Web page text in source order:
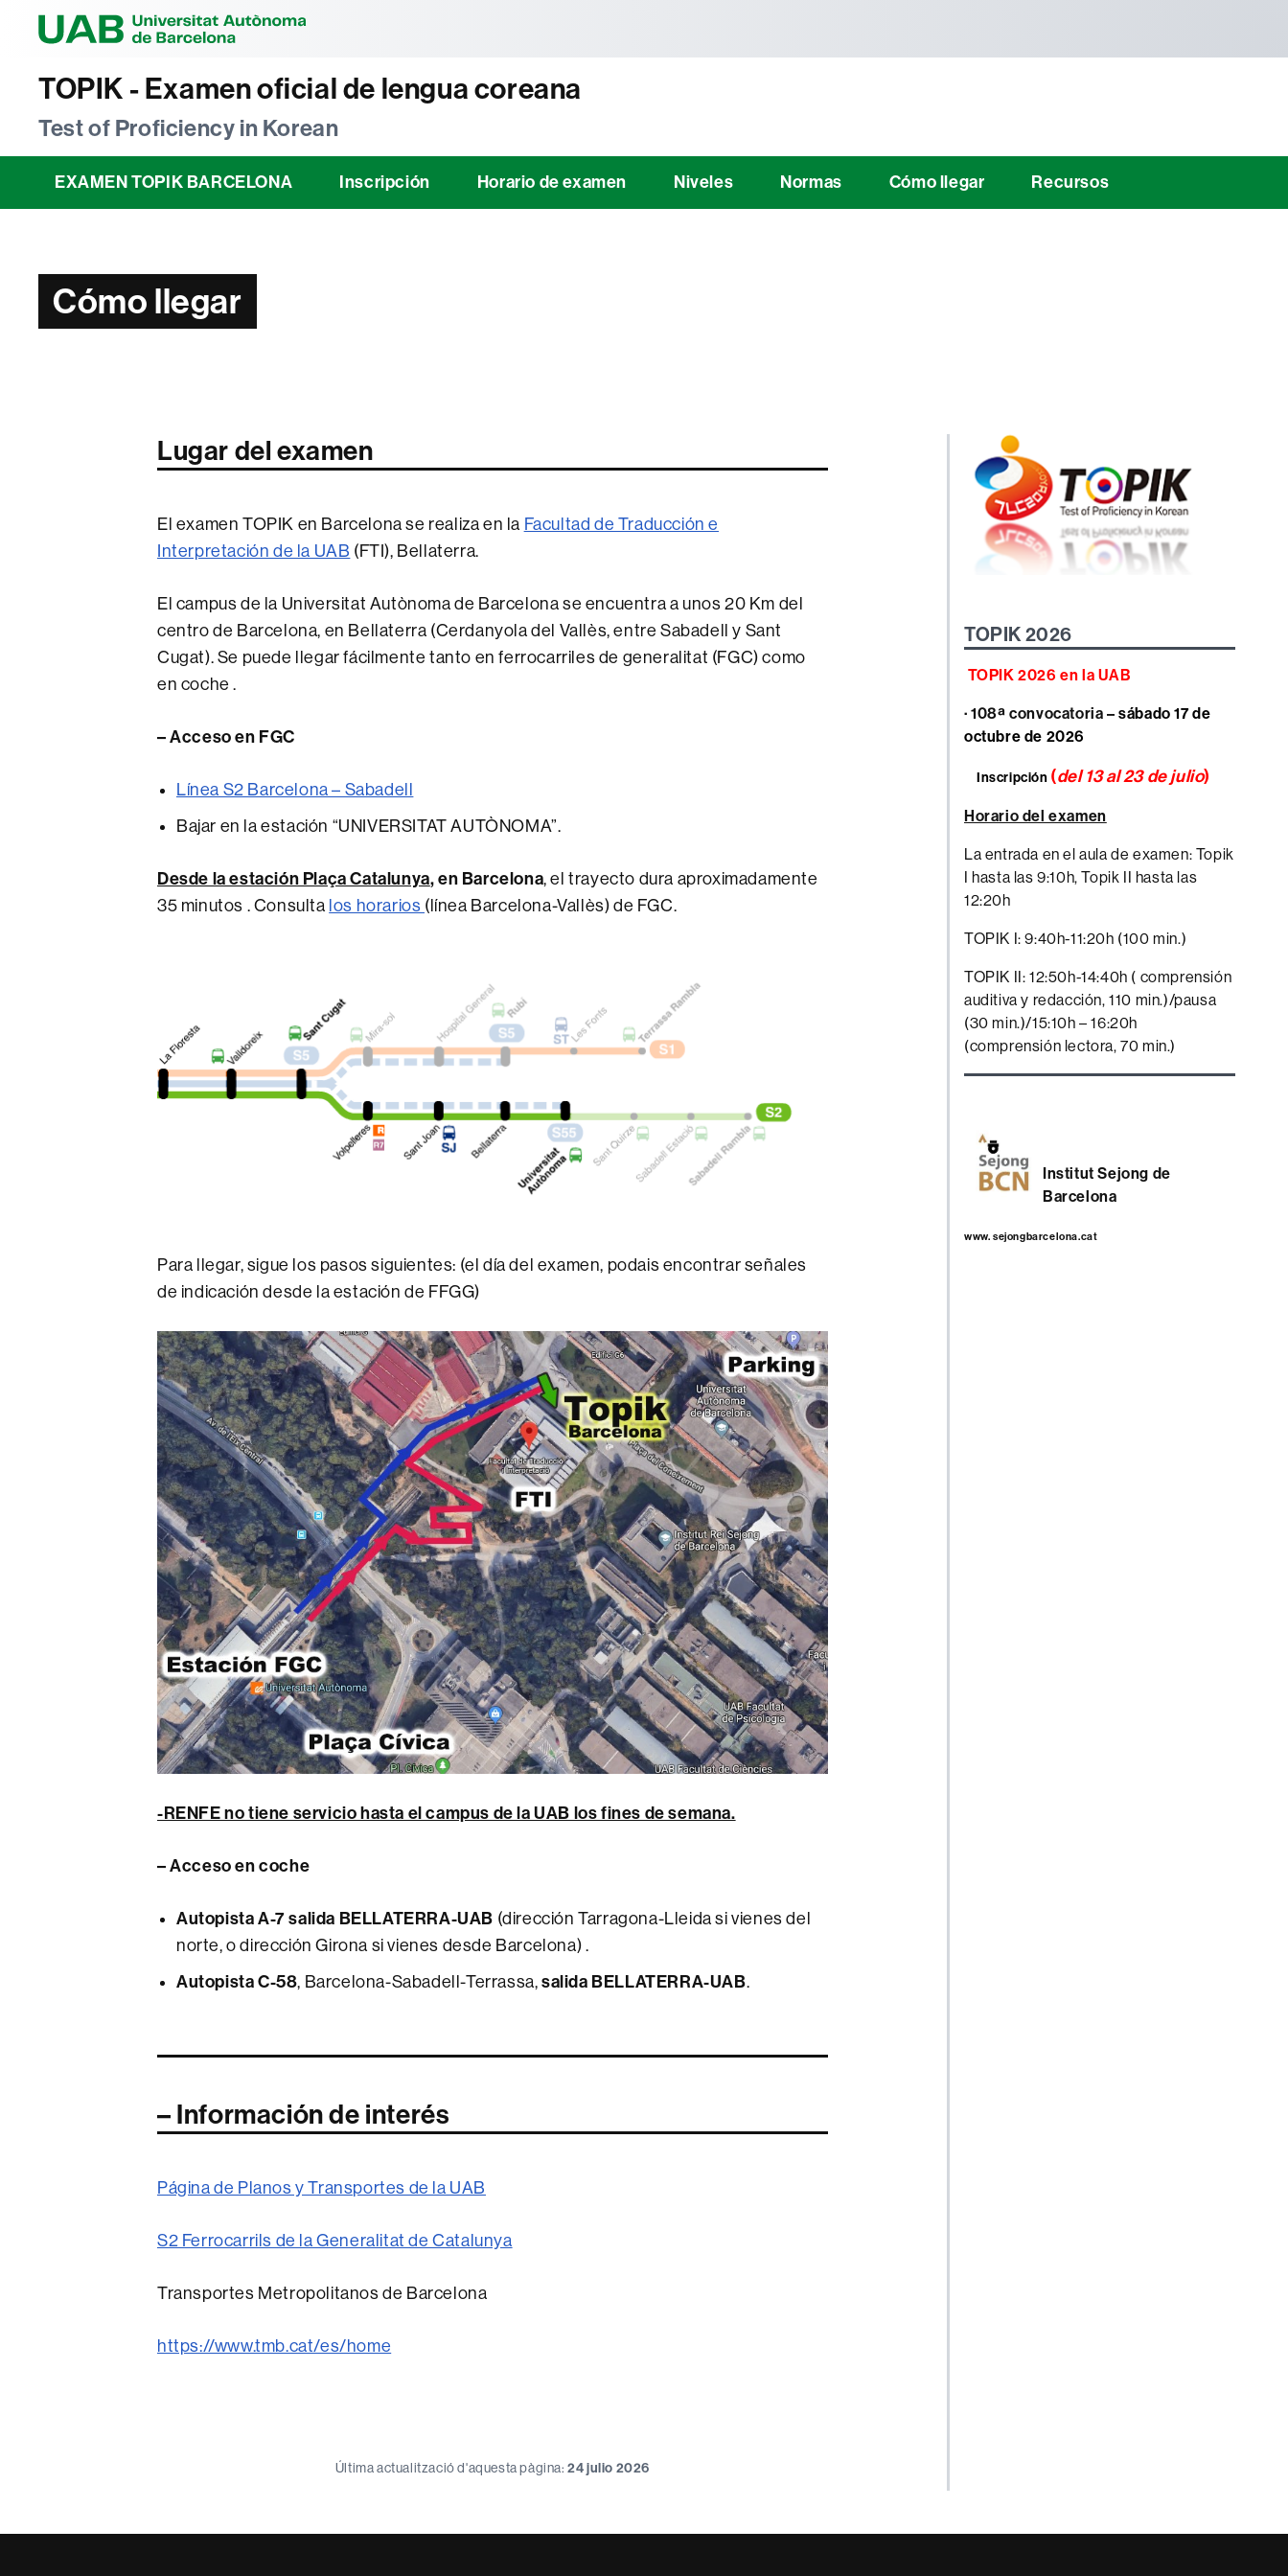
TOPIK - Examen oficial de lengua coreana
Test of Proficiency in Korean
EXAMEN TOPIK BARCELONA Inscripción Horario de examen Niveles Normas Cómo llegar Recursos
Cómo llegar
Lugar del examen
El examen TOPIK en Barcelona se realiza en la Facultad de Traducción e
Interpretación de la UAB (FTI), Bellaterra.
El campus de la Universitat Autònoma de Barcelona se encuentra a unos 20 Km del
centro de Barcelona, en Bellaterra (Cerdanyola del Vallès, entre Sabadell y Sant
Cugat). Se puede llegar fácilmente tanto en ferrocarriles de generalitat (FGC) como
en coche .
– Acceso en FGC
Línea S2 Barcelona – Sabadell
Bajar en la estación “UNIVERSITAT AUTÒNOMA”.
Desde la estación Plaça Catalunya, en Barcelona, el trayecto dura aproximadamente
35 minutos . Consulta los horarios (línea Barcelona-Vallès) de FGC.
Para llegar, sigue los pasos siguientes: (el día del examen, podais encontrar señales
de indicación desde la estación de FFGG)
-RENFE no tiene servicio hasta el campus de la UAB los fines de semana.
– Acceso en coche
Autopista A-7 salida BELLATERRA-UAB (dirección Tarragona-Lleida si vienes del
norte, o dirección Girona si vienes desde Barcelona) .
Autopista C-58, Barcelona-Sabadell-Terrassa,salida BELLATERRA-UAB.
– Información de interés
Página de Planos y Transportes de la UAB
S2 Ferrocarrils de la Generalitat de Catalunya
Transportes Metropolitanos de Barcelona
https://www.tmb.cat/es/home
Última actualització d'aquesta pàgina:24 julio 2026
TOPIK 2026
TOPIK 2026 en la UAB
· 108ª convocatoria –sábado 17 de
octubre de 2026
Inscripción (del 13 al 23 de julio)
Horario del examen
La entrada en el aula de examen: Topik
I hasta las 9:10h, Topik II hasta las
12:20h
TOPIK I: 9:40h-11:20h (100 min.)
TOPIK II: 12:50h-14:40h ( comprensión
auditiva y redacción, 110 min.)/pausa
(30 min.)/15:10h – 16:20h
(comprensión lectora, 70 min.)
Institut Sejong de
Barcelona
www. sejongbarcelona.cat